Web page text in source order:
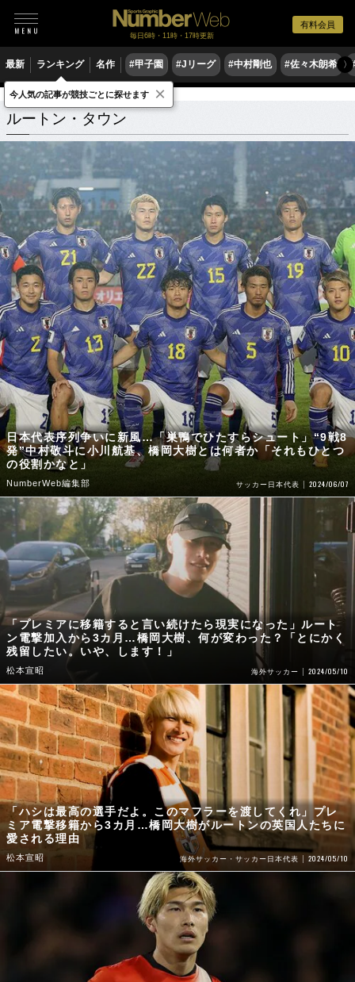
有料会員
毎日6時・11時・17時更新
最新 ランキング 名作 #甲子園 #Jリーグ #中村剛也 #佐々木朗希 〉
ルートン・タウン 関連記事
ルートン・タウン
日本代表序列争いに新風…「巣鴨でひたすらシュート」“9戦8
発”中村敬斗に小川航基、橋岡大樹とは何者か「それもひとつ
の役割かなと」
NumberWeb編集部 サッカー日本代表 2024/06/07
「プレミアに移籍すると言い続けたら現実になった」ルート
ン電撃加入から3カ月…橋岡大樹、何が変わった？「とにかく
残留したい。いや、します！」
松本宣昭 海外サッカー 2024/05/10
「ハシは最高の選手だよ。このマフラーを渡してくれ」プレ
ミア電撃移籍から3カ月…橋岡大樹がルートンの英国人たちに
愛される理由
松本宣昭 海外サッカー・サッカー日本代表 2024/05/10
今人気の記事が競技ごとに探せます ×